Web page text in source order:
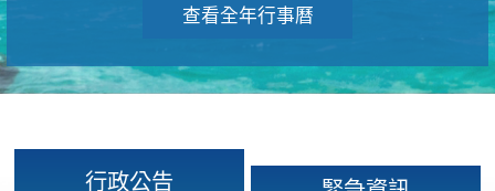
查看全年行事曆
行政公告